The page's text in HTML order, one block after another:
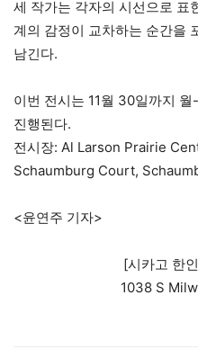
세 작가는 각자의 시선으로 표
계의 감정이 교차하는 순간을
남긴다.
이번 전시는 11월 30일까지
진행된다.
전시장: Al Larson Prairie
Schaumburg Court,
<윤연주 기자>
[시카고 한
1038 S